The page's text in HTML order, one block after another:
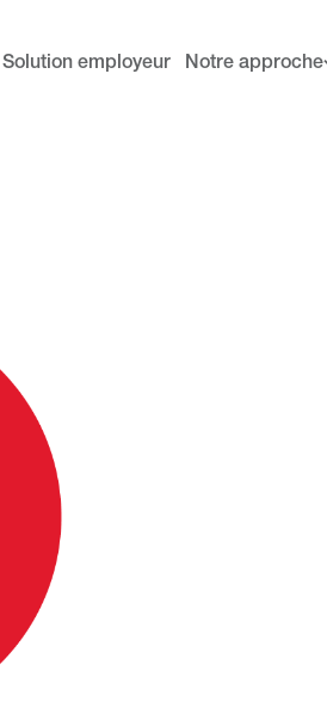
Solution employeur Notre approche